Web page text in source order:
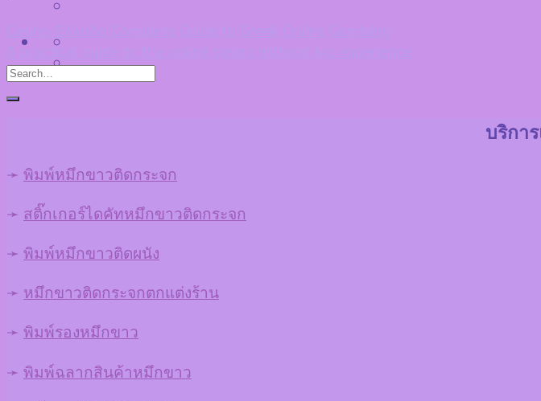
A practical guide to the online casino without kyc experience
บริกา
➛ พิมพ์หมึกขาวติดกระจก
➛ สติ๊กเกอร์ไดคัทหมึกขาวติดกระจก
➛ พิมพ์หมึกขาวติดผนัง
➛ หมึกขาวติดกระจกตกแต่งร้าน
➛ พิมพ์รองหมึกขาว
➛ พิมพ์ฉลากสินค้าหมึกขาว